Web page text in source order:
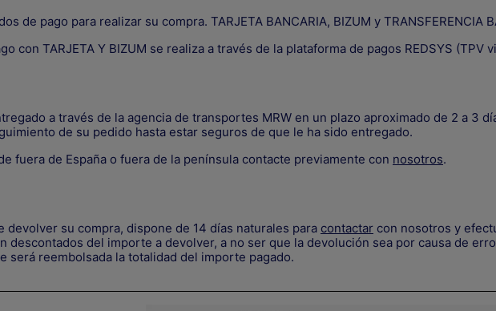
de pago para realizar su compra. TARJETA BANCARIA, BIZUM y TRANSFERENCIA
con TARJETA Y BIZUM se realiza a través de la plataforma de pagos REDSYS (TPV
a través de la agencia de transportes MRW en un plazo aproximado de 2 a 3
de su pedido hasta estar seguros de que le ha sido entregado.
fuera de España o fuera de la península contacte previamente con nosotros.
devolver su compra, dispone de 14 días naturales para contactar con nosotros y
descontados del importe a devolver, a no ser que la devolución sea por causa de
será reembolsada la totalidad del importe pagado.